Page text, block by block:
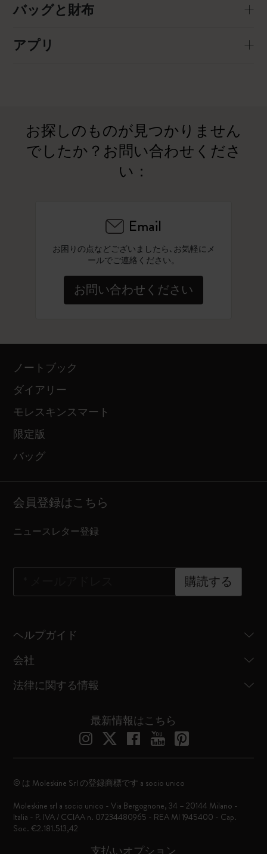
バッグと財布
アプリ
お探しのものが見つかりません
でしたか？お問い合わせくださ
い：
Email
お困りの点などございましたら､お気軽にメ
ールでご連絡ください。
お問い合わせください
ノートブック
ダイアリー
モレスキンスマート
限定版
バッグ
会員登録はこちら
ニュースレター登録
購読する
ヘルプガイド
会社
法律に関する情報
最新情報はこちら
© は Moleskine Srl の登録商標です a socio unico
Moleskine srl a socio unico - Via Bergognone, 34 – 20144 Milano -
Italia - P. IVA / CCIAA n. 07234480965 - REA MI 1945400 - Cap.
Soc. €2.181.513,42